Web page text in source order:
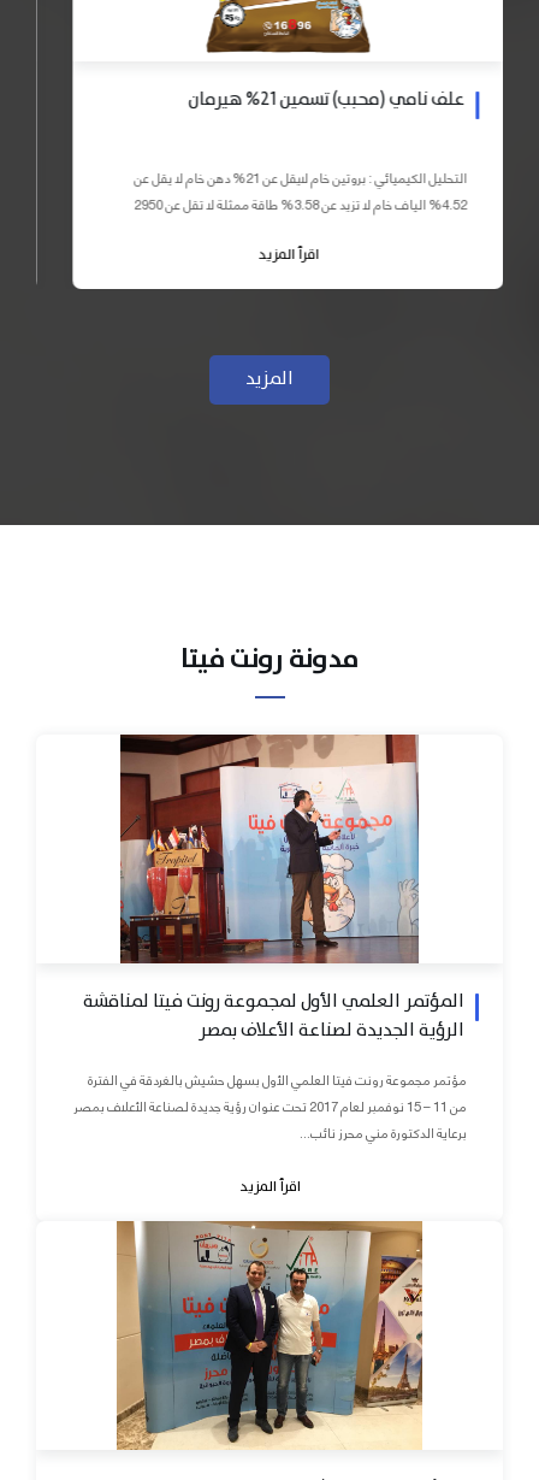
علف نامي (محبب) تسمين 21% هيرمان
التحليل الكيميائي : بروتين خام لايقل عن 21% دهن خام لا يقل عن
4.52% الياف خام لا تزيد عن 3.58% طاقة ممثلة لا تقل عن 2950
اقرأ المزيد
المزيد
مدونة رونت فيتا
المؤتمر العلمي الأول لمجموعة رونت فيتا لمناقشة
الرؤية الجديدة لصناعة الأعلاف بمصر
مؤتمر مجموعة رونت فيتا العلمي الأول بسهل حشيش بالغردقة في الفترة
من 11 – 15 نوفمبر لعام 2017 تحت عنوان رؤية جديدة لصناعة الأعلاف بمصر
برعاية الدكتورة مني محرز نائب...
اقرأ المزيد